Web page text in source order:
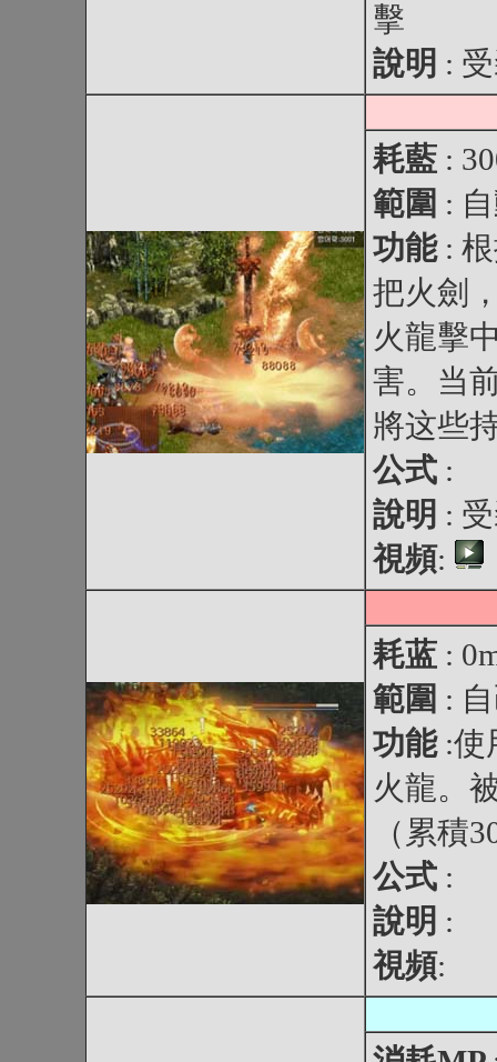
擊
說明 :
耗藍 :
範圍 :
功能 :
把火劍
火龍擊
害。当
將这些
公式 :
說明 :
視頻:
耗蓝 :
範圍 :
功能 :使
火龍。
（累積
公式 :
說明 :
視頻: